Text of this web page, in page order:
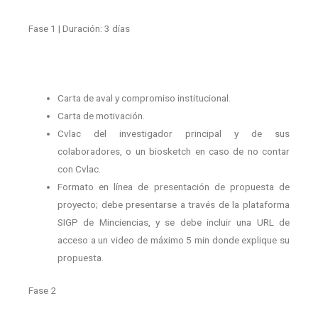
Fase 1 | Duración: 3 días
Carta de aval y compromiso institucional.
Carta de motivación.
Cvlac del investigador principal y de sus
colaboradores, o un biosketch en caso de no contar
con Cvlac.
Formato en línea de presentación de propuesta de
proyecto; debe presentarse a través de la plataforma
SIGP de Minciencias, y se debe incluir una URL de
acceso a un video de máximo 5 min donde explique su
propuesta.
Fase 2